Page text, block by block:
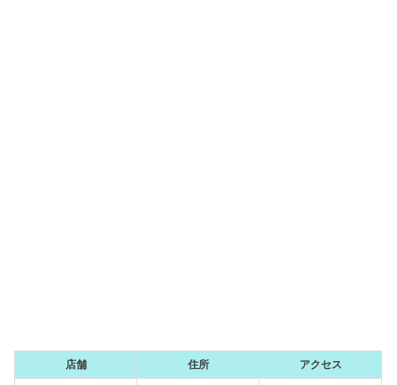
店舗 住所 アクセス